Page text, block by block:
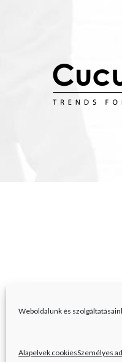
Weboldalunk és
Alapelvek cookiesSzemélyes